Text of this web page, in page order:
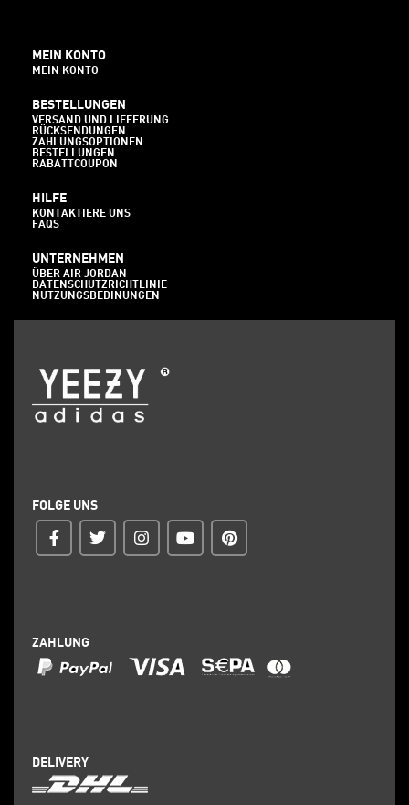
MEIN KONTO
MEIN KONTO
BESTELLUNGEN
VERSAND UND LIEFERUNG
RÜCKSENDUNGEN
ZAHLUNGSOPTIONEN
BESTELLUNGEN
RABATTCOUPON
HILFE
KONTAKTIERE UNS
FAQS
UNTERNEHMEN
ÜBER AIR JORDAN
DATENSCHUTZRICHTLINIE
NUTZUNGSBEDINUNGEN
FOLGE UNS
ZAHLUNG
DELIVERY